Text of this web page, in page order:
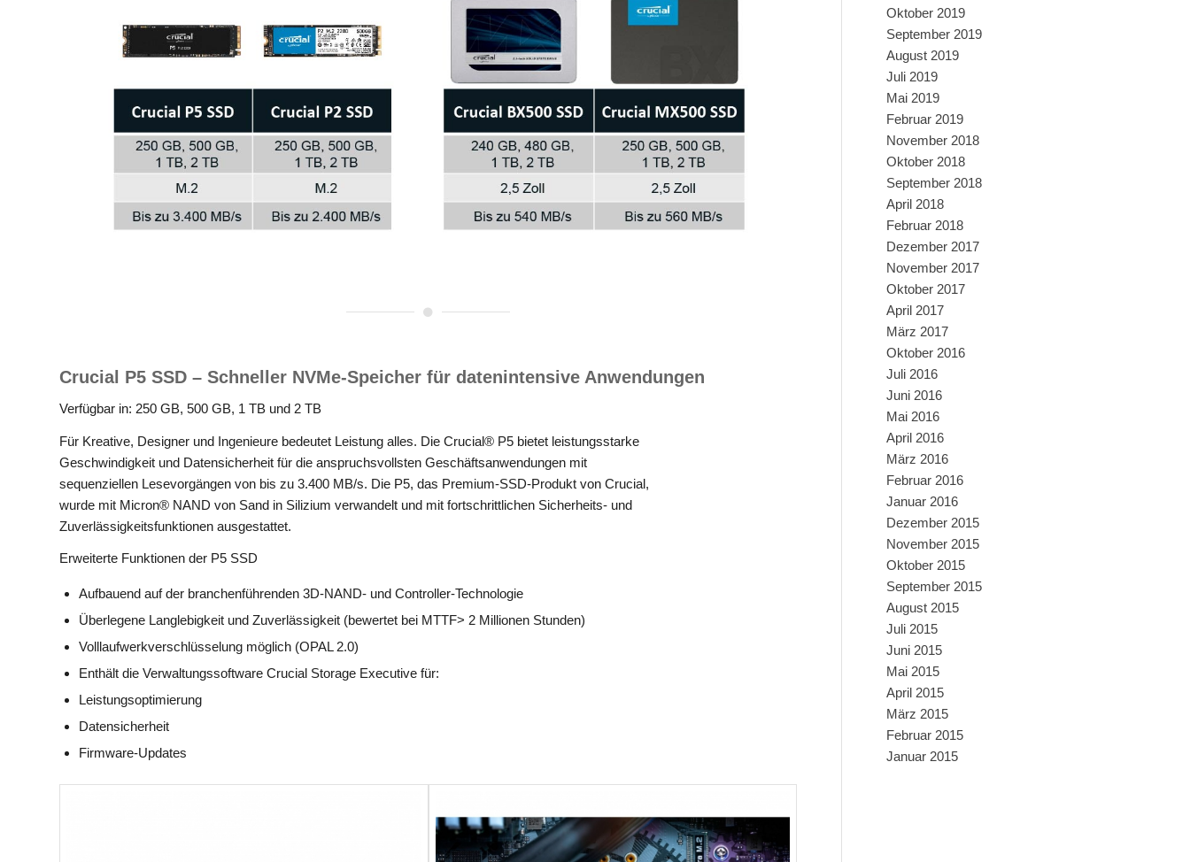
Crucial P5 SSD – Schneller NVMe-Speicher für datenintensive Anwendungen
Verfügbar in: 250 GB, 500 GB, 1 TB und 2 TB
Für Kreative, Designer und Ingenieure bedeutet Leistung alles. Die Crucial® P5 bietet leistungsstarke
Geschwindigkeit und Datensicherheit für die anspruchsvollsten Geschäftsanwendungen mit
sequenziellen Lesevorgängen von bis zu 3.400 MB/s. Die P5, das Premium-SSD-Produkt von Crucial,
wurde mit Micron® NAND von Sand in Silizium verwandelt und mit fortschrittlichen Sicherheits- und
Zuverlässigkeitsfunktionen ausgestattet.
Erweiterte Funktionen der P5 SSD
Aufbauend auf der branchenführenden 3D-NAND- und Controller-Technologie
Überlegene Langlebigkeit und Zuverlässigkeit (bewertet bei MTTF> 2 Millionen Stunden)
Volllaufwerkverschlüsselung möglich (OPAL 2.0)
Enthält die Verwaltungssoftware Crucial Storage Executive für:
Leistungsoptimierung
Datensicherheit
Firmware-Updates
Oktober 2019
September 2019
August 2019
Juli 2019
Mai 2019
Februar 2019
November 2018
Oktober 2018
September 2018
April 2018
Februar 2018
Dezember 2017
November 2017
Oktober 2017
April 2017
März 2017
Oktober 2016
Juli 2016
Juni 2016
Mai 2016
April 2016
März 2016
Februar 2016
Januar 2016
Dezember 2015
November 2015
Oktober 2015
September 2015
August 2015
Juli 2015
Juni 2015
Mai 2015
April 2015
März 2015
Februar 2015
Januar 2015